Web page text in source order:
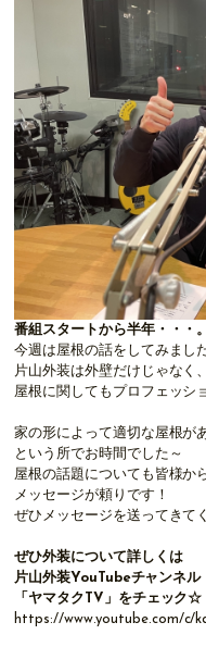
番組スタートから半年・・・。
今週は屋根の話をしてみまし
片山外装は外壁だけじゃなく、
屋根に関してもプロフェッシ
家の形によって適切な屋根が
という所でお時間でした～
屋根の話題についても皆様か
メッセージが頼りです！
ぜひメッセージを送ってきて
ぜひ外装について詳しくは
片山外装YouTubeチャンネル
「ヤマタクTV」をチェック☆
https://www.youtube.com/c/